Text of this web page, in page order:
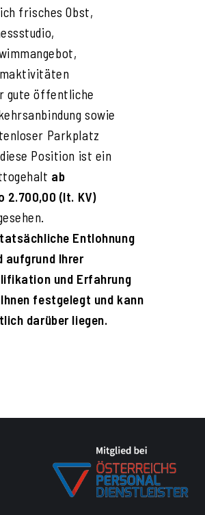
frisches Obst,
gute öffentliche
sowie
Parkplatz
Position ist ein
ab
2.700,00 (lt. KV)
Entlohnung
aufgrund Ihrer
und Erfahrung
festgelegt und kann
darüber liegen.